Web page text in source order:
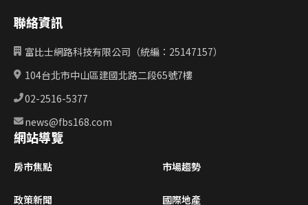
聯絡資訊
富比士網路科技有限公司（統編：25147157）
104台北市中山區建國北路二段65號7樓
02-2516-5377
news@fbs168.com
網站導覽
房市焦點 市場趨勢
政策新聞 國際地產